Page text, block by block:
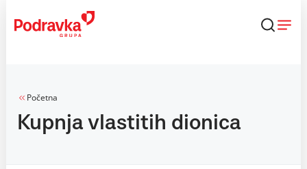
content
Početna
Kupnja vlastitih dionica